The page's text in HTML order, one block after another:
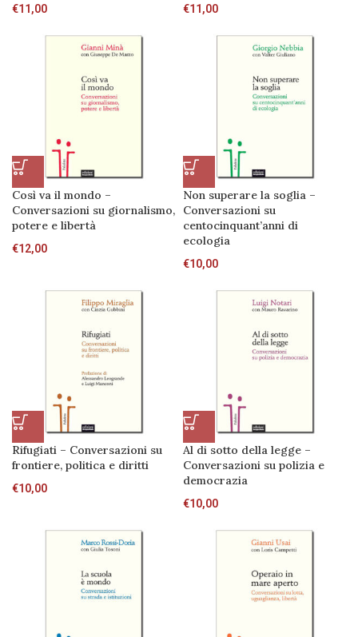
€11,00 €11,00
Così va il mondo –
Conversazioni su giornalismo,
potere e libertà
€12,00
Non superare la soglia –
Conversazioni su
centocinquant’anni di
ecologia
€10,00
Rifugiati – Conversazioni su
frontiere, politica e diritti
€10,00
Al di sotto della legge –
Conversazioni su polizia e
democrazia
€10,00